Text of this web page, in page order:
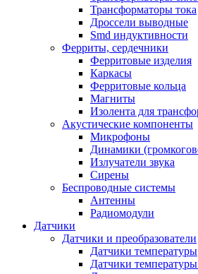
Трансформаторы тока
Дроссели выводные
Smd индуктивности
Ферриты, сердечники
Ферритовые изделия
Каркасы
Ферритовые кольца
Магниты
Изолента для
Акустические компоненты
Микрофоны
Динамики
Излучатели звука
Сирены
Беспроводные системы
Антенны
Радиомодули
Датчики
Датчики и преобразователи
Датчики температуры
Датчики